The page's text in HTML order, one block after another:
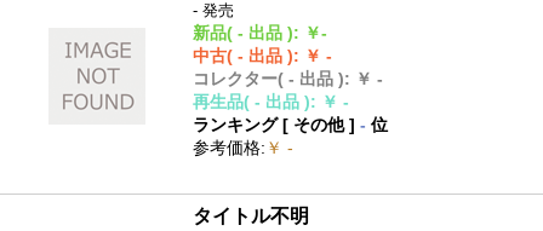
- 発売
新品( - 出品 ): ￥-
中古( - 出品 ): ￥ -
コレクター( - 出品 ): ￥ -
再生品( - 出品 ): ￥ -
ランキング [ その他]- 位
参考価格: ￥ -
タイトル不明